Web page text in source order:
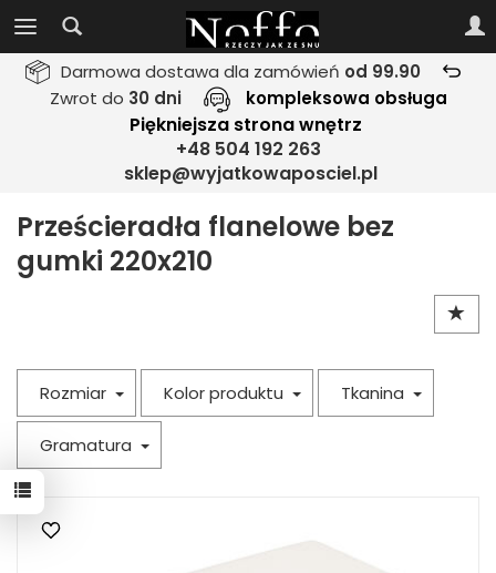
Darmowa dostawa dla zamówień od 99.90
Zwrot do 30 dni kompleksowa obsługa
Piękniejsza strona wnętrz
+48 504 192 263
sklep@wyjatkowaposciel.pl
Prześcieradła flanelowe bez
gumki 220x210
Rozmiar Kolor produktu Tkanina
Gramatura